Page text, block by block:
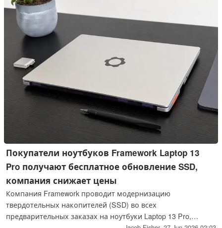
Спекулянты быстро подняли цены на вторичном рынке до
600 долларов и выше, хотя, по заявлению AMD,
продолжение производства должно смягчить дефицит и
вернуть цены на уровень, ближний к рекомендованной
розничной цене.
Покупатели ноутбуков Framework Laptop 13
Pro получают бесплатное обновление SSD,
компания снижает цены
Компания Framework проводит модернизацию
твердотельных накопителей (SSD) во всех
предварительных заказах на ноутбуки Laptop 13 Pro,